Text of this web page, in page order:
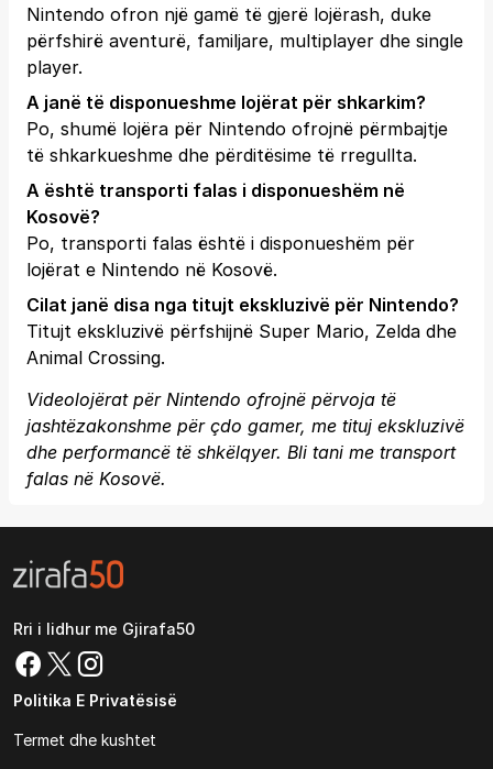
Nintendo ofron një gamë të gjerë lojërash, duke
përfshirë aventurë, familjare, multiplayer dhe single
player.
A janë të disponueshme lojërat për shkarkim?
Po, shumë lojëra për Nintendo ofrojnë përmbajtje
të shkarkueshme dhe përditësime të rregullta.
A është transporti falas i disponueshëm në
Kosovë?
Po, transporti falas është i disponueshëm për
lojërat e Nintendo në Kosovë.
Cilat janë disa nga titujt ekskluzivë për Nintendo?
Titujt ekskluzivë përfshijnë Super Mario, Zelda dhe
Animal Crossing.
Videolojërat për Nintendo ofrojnë përvoja të
jashtëzakonshme për çdo gamer, me tituj ekskluzivë
dhe performancë të shkëlqyer. Bli tani me transport
falas në Kosovë.
Rri i lidhur me Gjirafa50
Politika E Privatësisë
Termet dhe kushtet